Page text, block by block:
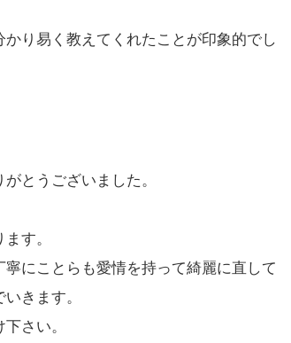
り易く教えてくれたことが印象的でし
とうございました。
す。
にことらも愛情を持って綺麗に直して
きます。
さい。